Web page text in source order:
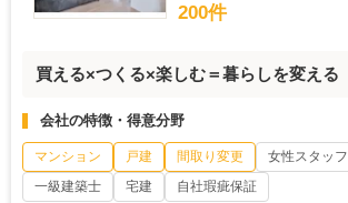
200件
買える×つくる×楽しむ＝暮らしを変える
会社の特徴・得意分野
マンション 戸建 間取り変更 女性スタッフ
一級建築士
宅建 自社瑕疵保証